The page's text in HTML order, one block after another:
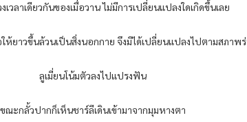
วลาเดียวกันของเมื่อวาน ไม่มีการเปลี่ยนแปลงใดเกิดขึ้นเลย
ยาวขึ้นล้วนเป็นสิ่งนอกกาย จึงมิได้เปลี่ยนแปลงไปตามสภาพร่
ลูเมี่ยนโน้มตัวลงไปแปรงฟัน
ขณะกลั้วปากก็เห็นชาร์ลีเดินเข้ามาจากมุมหางตา